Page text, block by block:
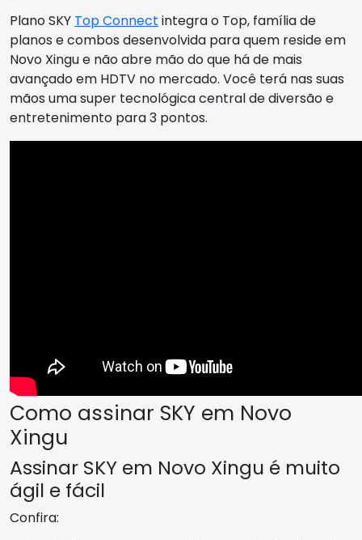
Plano SKY Top Connect integra o Top, família de
planos e combos desenvolvida para quem reside em
Novo Xingu e não abre mão do que há de mais
avançado em HDTV no mercado. Você terá nas suas
mãos uma super tecnológica central de diversão e
entretenimento para 3 pontos.
Como assinar SKY em Novo
Xingu
Assinar SKY em Novo Xingu é muito
ágil e fácil
Confira: